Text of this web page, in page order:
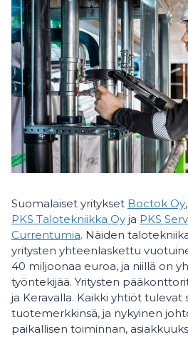
Suomalaiset yritykset Boctok Oy,
PKS Talotekniikka Oy ja PKS
Currentumia. Näiden
yritysten yhteenlaskettu
40 miljoonaa euroa, ja niillä on
työntekijää. Yritysten
ja Keravalla. Kaikki yhtiöt
tuotemerkkinsä, ja nykyinen
paikallisen toiminnan,